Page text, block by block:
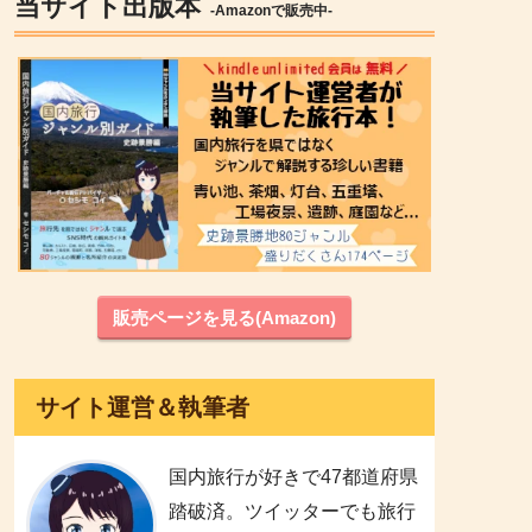
当サイト出版本 -Amazonで販売中-
販売ページを見る(Amazon)
サイト運営＆執筆者
国内旅行が好きで47都道府県
踏破済。ツイッターでも旅行